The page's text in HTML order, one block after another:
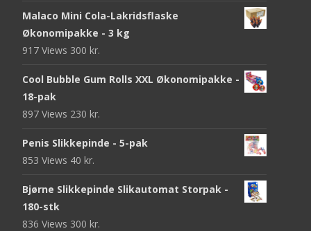
Malaco Mini Cola-Lakridsflaske
Økonomipakke - 3 kg
917 Views 300 kr.
Cool Bubble Gum Rolls XXL Økonomipakke -
18-pak
897 Views 230 kr.
Penis Slikkepinde - 5-pak
853 Views 40 kr.
Bjørne Slikkepinde Slikautomat Storpak -
180-stk
836 Views 300 kr.